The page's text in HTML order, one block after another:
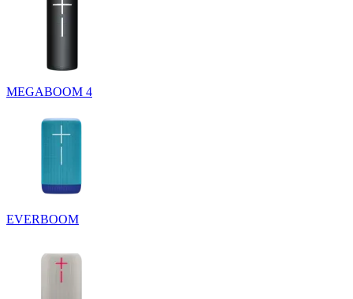
MEGABOOM 4
EVERBOOM